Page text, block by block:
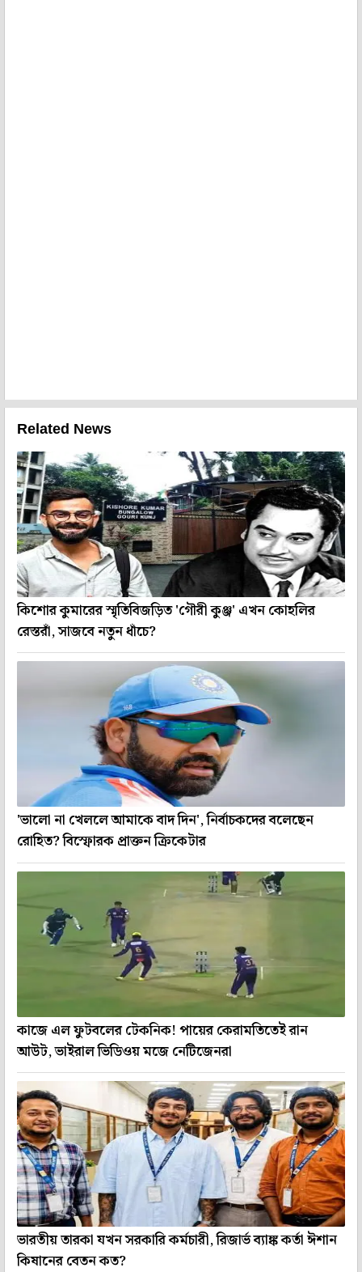
Related News
কিশোর কুমারের স্মৃতিবিজড়িত 'গৌরী কুঞ্জ' এখন কোহলির
রেস্তরাঁ, সাজবে নতুন ধাঁচে?
'ভালো না খেললে আমাকে বাদ দিন', নির্বাচকদের বলেছেন
রোহিত? বিস্ফোরক প্রাক্তন ক্রিকেটার
কাজে এল ফুটবলের টেকনিক! পায়ের কেরামতিতেই রান
আউট, ভাইরাল ভিডিওয় মজে নেটিজেনরা
ভারতীয় তারকা যখন সরকারি কর্মচারী, রিজার্ভ ব্যাঙ্ক কর্তা ঈশান
কিষানের বেতন কত?